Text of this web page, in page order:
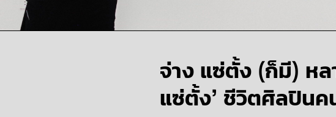
จ่าง แซ่ตั้ง (ก็มี) ห
แซ่ตั้ง’ ชีวิตศิลปินค